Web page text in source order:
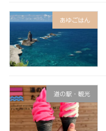
あゆごはん
道の駅・観光